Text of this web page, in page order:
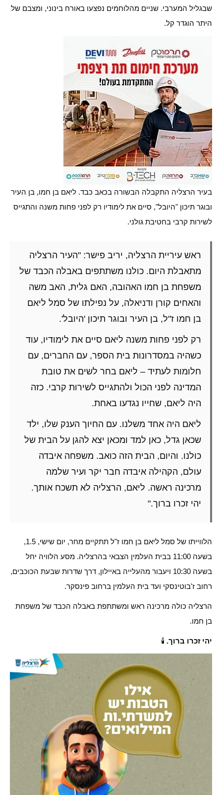
שבגליל המערבי. שניים מהלוחמים נפצעו באורח בינוני, ומצבם של
היתר הוגדר קל.
בעיר הרצליה התקבלה הבשורה בכאב כבד. ליאם בן חמו, בן העיר
ובוגר תיכון "היובל", סיים את לימודיו רק לפני פחות משנה והתגייס
לשירות קרבי בחטיבת גולני.
ראש עיריית הרצליה, יריב פישר: "העיר הרצליה
מתאבלת היום. כולנו משתתפים באבלה הכבד של
משפחת בן חמו האהובה, האם גלית, האב משה
והאחים קורן ודניאלה, על נפילתו של סמל ליאם
בן חמו ז"ל, בן העיר ובוגר תיכון 'היובל'.
רק לפני פחות משנה ליאם סיים את לימודיו, עוד
כשהיה במסדרונות בית הספר, עם החברים, עם
חלומות לעתיד – ליאם בחר לשים את טובת
המדינה לפני הכול ולהתגייס לשירות קרבי. כזה
היה ליאם, שחייו נגדעו באחת.
ליאם היה אחד משלנו. עם החיוך הענק שלו, ילד
שכאן גדל, כאן למד ומכאן יצא להגן על הבית של
כולנו. והיום, הבית הזה כואב. משפחה איבדה
עולם, הקהילה איבדה חבר יקר ועיר שלמה
מרכינה ראשה. ליאם, הרצליה לא תשכח אותך.
יהי זכרו ברוך."
הלווייתו של סמל ליאם בן חמו ז"ל תתקיים מחר, יום שישי, 1.5,
בשעה 11:00 בבית העלמין הצבאי בהרצליה. מסע הלוויה יחל
בשעה 10:30 ויעבור מהעלייה באיילון, דרך שדרות שבעת הכוכבים,
רחוב ז'בוטינסקי ועד בית העלמין ברחוב פינסקר.
הרצליה כולה מרכינה ראש ומשתתפת באבלה הכבד של משפחת
בן חמו.
יהי זכרו ברוך. 🕯️